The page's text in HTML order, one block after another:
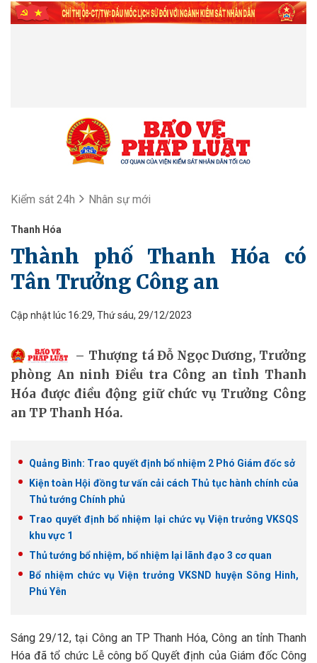
Kiểm sát 24h Nhân sự mới
Thanh Hóa
Thành phố Thanh Hóa có
Tân Trưởng Công an
Cập nhật lúc 16:29, Thứ sáu, 29/12/2023
Thượng tá Đỗ Ngọc Dương, Trưởng
phòng An ninh Điều tra Công an tỉnh Thanh
Hóa được điều động giữ chức vụ Trưởng Công
an TP Thanh Hóa.
Quảng Bình: Trao quyết định bổ nhiệm 2 Phó Giám đốc sở
Kiện toàn Hội đồng tư vấn cải cách Thủ tục hành chính của
Thủ tướng Chính phủ
Trao quyết định bổ nhiệm lại chức vụ Viện trưởng VKSQS
khu vực 1
Thủ tướng bổ nhiệm, bổ nhiệm lại lãnh đạo 3 cơ quan
Bổ nhiệm chức vụ Viện trưởng VKSND huyện Sông Hinh,
Phú Yên
Sáng 29/12, tại Công an TP Thanh Hóa, Công an tỉnh Thanh
Hóa đã tổ chức Lễ công bố Quyết định của Giám đốc Công